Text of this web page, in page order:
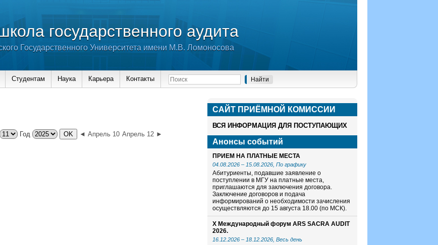
государственного аудита
Государственного Университета имени М.В. Ломоносова
Студентам Наука Карьера Контакты
Год ◄ Апрель 10 Апрель 12 ►
САЙТ ПРИЁМНОЙ КОМИСCИИ
ВСЯ ИНФОРМАЦИЯ ДЛЯ ПОСТУПАЮЩИХ
Анонсы событий
ПРИЕМ НА ПЛАТНЫЕ МЕСТА
04.08.2026 – 15.08.2026 , По графику
Абитуриенты, подавшие заявление о
поступлении в МГУ на платные места,
приглашаются для заключения договора.
Заключение договоров и подача
информирований о необходимости зачисления
осуществляются до 15 августа 18.00 (по МСК).
X Международный форум ARS SACRA AUDIT
2026.
16.12.2026 – 18.12.2026 , Весь день